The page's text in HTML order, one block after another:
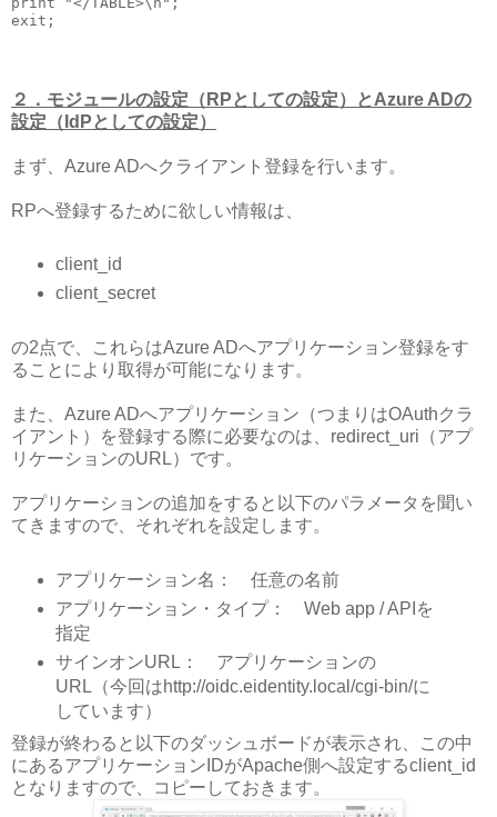
２．モジュールの設定（RPとしての設定）とAzure ADの
設定（IdPとしての設定）
まず、Azure ADへクライアント登録を行います。
RPへ登録するために欲しい情報は、
client_id
client_secret
の2点で、これらはAzure ADへアプリケーション登録をす
ることにより取得が可能になります。
また、Azure ADへアプリケーション（つまりはOAuthクラ
イアント）を登録する際に必要なのは、redirect_uri（アプ
リケーションのURL）です。
アプリケーションの追加をすると以下のパラメータを聞い
てきますので、それぞれを設定します。
アプリケーション名： 任意の名前
アプリケーション・タイプ： Web app / APIを
指定
サインオンURL： アプリケーションの
URL（今回はhttp://oidc.eidentity.local/cgi-bin/に
しています）
登録が終わると以下のダッシュボードが表示され、この中
にあるアプリケーションIDがApache側へ設定するclient_id
となりますので、コピーしておきます。